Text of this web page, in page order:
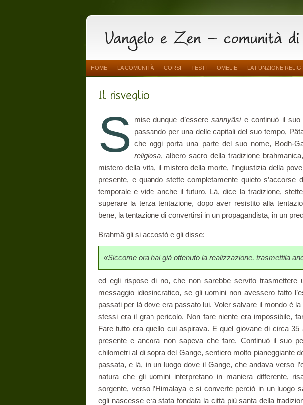
HOME LA COMUNITÀ CORSI TESTI OMELIE LA FUNZIONE
S mise dunque d’esseresannyâsi e continuò il suo
passando per una delle capitali del suo tempo,
che oggi porta una parte del suo nome, Bodh-
religiosa, albero sacro della tradizione
mistero della vita, il mistero della morte, l’ingiustizia della
presente, e quando stette completamente quieto s’accorse
temporale e vide anche il futuro. Là, dice la tradizione,
superare la terza tentazione, dopo aver resistito alla
bene, la tentazione di convertirsi in un propagandista, in un
Brahmâ gli si accostò e gli disse:
«Siccome ora hai già ottenuto la realizzazione, trasmettila
ed egli rispose di no, che non sarebbe servito trasmettere
messaggio idiosincratico, se gli uomini non avessero fatto
passati per là dove era passato lui. Voler salvare il mondo è
stessi era il gran pericolo. Non fare niente era impossibile,
Fare tutto era quello cui aspirava. E quel giovane di circa
presente e ancora non sapeva che fare. Continuò il suo
chilometri al di sopra del Gange, sentiero molto pianeggiante
passata, e là, in un luogo dove il Gange, che andava verso
natura che gli uomini interpretano in maniera differente,
sorgente, verso l’Himalaya e si converte perciò in un luogo
egli nascesse era stata fondata la città più santa della